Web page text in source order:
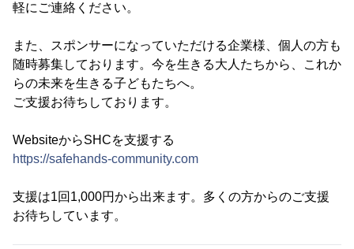
軽にご連絡ください。
また、スポンサーになっていただける企業様、個人の方も
随時募集しております。今を生きる大人たちから、これか
らの未来を生きる子どもたちへ。
ご支援お待ちしております。
WebsiteからSHCを支援する
https://safehands-community.com
支援は1回1,000円から出来ます。多くの方からのご支援
お待ちしています。